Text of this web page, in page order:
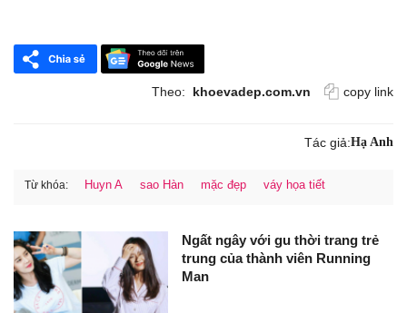
Theo: khoevadep.com.vn copy link
Tác giả:Hạ Anh
Từ khóa: Huyn A sao Hàn mặc đẹp váy họa tiết
Ngất ngây với gu thời trang trẻ
trung của thành viên Running
Man